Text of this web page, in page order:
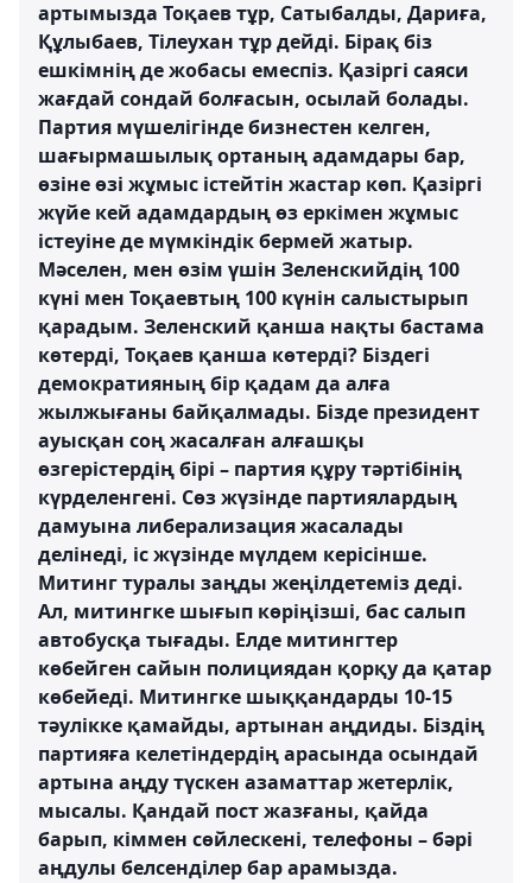
артымызда Тоқаев тұр, Сатыбалды, Дариға,
Құлыбаев, Тілеухан тұр дейді. Бірақ біз
ешкімнің де жобасы емеспіз. Қазіргі саяси
жағдай сондай болғасын, осылай болады.
Партия мүшелігінде бизнестен келген,
шағырмашылық ортаның адамдары бар,
өзіне өзі жұмыс істейтін жастар көп. Қазіргі
жүйе кей адамдардың өз еркімен жұмыс
істеуіне де мүмкіндік бермей жатыр.
Мәселен, мен өзім үшін Зеленскийдің 100
күні мен Тоқаевтың 100 күнін салыстырып
қарадым. Зеленский қанша нақты бастама
көтерді, Тоқаев қанша көтерді? Біздегі
демократияның бір қадам да алға
жылжығаны байқалмады. Бізде президент
ауысқан соң жасалған алғашқы
өзгерістердің бірі – партия құру тәртібінің
күрделенгені. Сөз жүзінде партиялардың
дамуына либерализация жасалады
делінеді, іс жүзінде мүлдем керісінше.
Митинг туралы заңды жеңілдетеміз деді.
Ал, митингке шығып көріңізші, бас салып
автобусқа тығады. Елде митингтер
көбейген сайын полициядан қорқу да қатар
көбейеді. Митингке шыққандарды 10-15
тәулікке қамайды, артынан аңдиды. Біздің
партияға келетіндердің арасында осындай
артына аңду түскен азаматтар жетерлік,
мысалы. Қандай пост жазғаны, қайда
барып, кіммен сөйлескені, телефоны – бәрі
аңдулы белсенділер бар арамызда.